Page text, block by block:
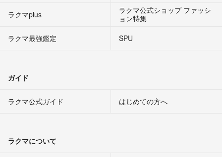
ラクマplus
ラクマ公式ショップ ファッシ
ョン特集
ラクマ最強鑑定
SPU
ガイド
ラクマ公式ガイド はじめての方へ
ラクマについて